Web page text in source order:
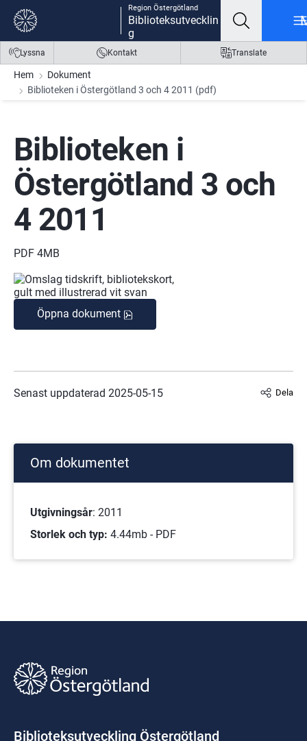
Gå till innehåll
Gå till meny
Gå till sidfot
Region Östergötland
Biblioteksutvecklin
g
Lyssna Kontakt Translate
Hem
Dokument
Biblioteken i Östergötland 3 och 4 2011 (pdf)
Biblioteken i
Östergötland 3 och
4 2011
PDF 4MB
Öppna dokument
Pdf, 4.2 MB.
Senast uppdaterad 2025-05-15 Dela
Om dokumentet
Utgivningsår: 2011
Storlek och typ: 4.44mb - PDF
Biblioteksutveckling Östergötland